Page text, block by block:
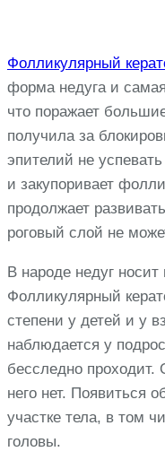
Фолликулярный
форма недуга и
что поражает
получила за
эпителий не
и закупоривает
продолжает
роговый слой не
В народе недуг
Фолликулярный
степени у детей и у
наблюдается у
бесследно проходит.
него нет. Появиться
участке тела, в том
головы.